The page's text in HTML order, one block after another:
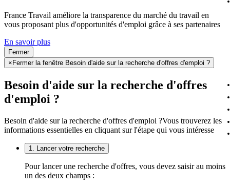
France Travail améliore la transparence du marché du travail en
vous proposant plus d'opportunités d'emploi grâce à ses partenaires
En savoir plus
Fermer
× Fermer la fenêtre Besoin d'aide sur la recherche d'offres d'emploi ?
Besoin d'aide sur la recherche d'offres
d'emploi ?
Besoin d'aide sur la recherche d'offres d'emploi ?Vous trouverez les
informations essentielles en cliquant sur l'étape qui vous intéresse
1. Lancer votre recherche
Pour lancer une recherche d'offres, vous devez saisir au moins
un des deux champs :